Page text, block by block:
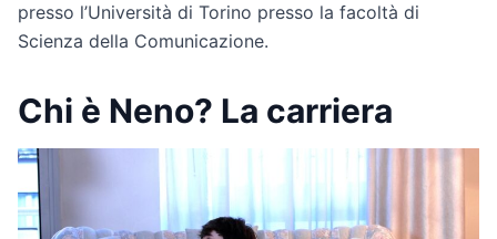
presso l’Università di Torino presso la facoltà di
Scienza della Comunicazione.
Chi è Neno? La carriera